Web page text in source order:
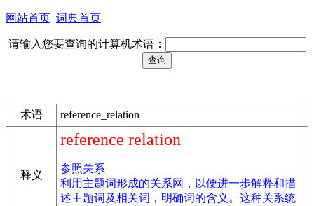
网站首页 词典首页
请输入您要查询的计算机术语：
术语 reference_relation
释义
reference relation
参照关系
利用主题词形成的关系网，以便进一步解释和描
述主题词及相关词，明确词的含义。这种关系统